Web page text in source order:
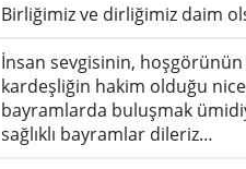
Birliğimiz ve dirliğimiz daim
İnsan sevgisinin, hoşgörünün
kardeşliğin hakim olduğu nice
bayramlarda buluşmak
sağlıklı bayramlar dileriz…